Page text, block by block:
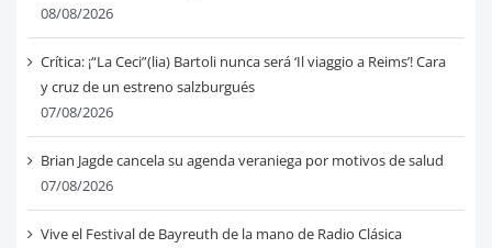
08/08/2026
Crítica: ¡“La Ceci”(lia) Bartoli nunca será ‘Il viaggio a Reims’! Cara
y cruz de un estreno salzburgués
07/08/2026
Brian Jagde cancela su agenda veraniega por motivos de salud
07/08/2026
Vive el Festival de Bayreuth de la mano de Radio Clásica